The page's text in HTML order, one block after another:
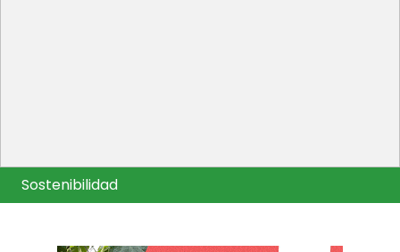
Sostenibilidad